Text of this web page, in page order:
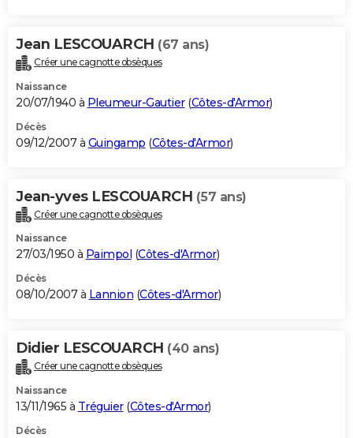
Jean LESCOUARCH (67 ans)
Créer une cagnotte obsèques
Naissance
20/07/1940 à Pleumeur-Gautier(Côtes-d'Armor)
Décès
09/12/2007 à Guingamp (Côtes-d'Armor)
Jean-yves LESCOUARCH (57 ans)
Créer une cagnotte obsèques
Naissance
27/03/1950 à Paimpol (Côtes-d'Armor)
Décès
08/10/2007 à Lannion (Côtes-d'Armor)
Didier LESCOUARCH (40 ans)
Créer une cagnotte obsèques
Naissance
13/11/1965 à Tréguier(Côtes-d'Armor)
Décès